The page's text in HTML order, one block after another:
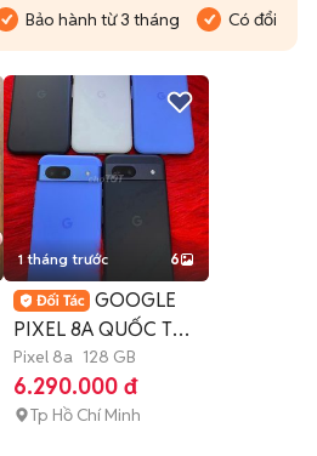
Bảo hành từ 3 tháng Có đổi trả
1 tháng trước 6
GOOGLE
PIXEL 8A QUỐC TẾ
MỸ ZIN ĐẸP
Pixel 8a 128 GB
6.290.000 đ
Tp Hồ Chí Minh